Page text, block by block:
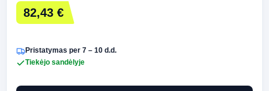
82,43 €
Pristatymas per 7 – 10 d.d.
Tiekėjo sandėlyje